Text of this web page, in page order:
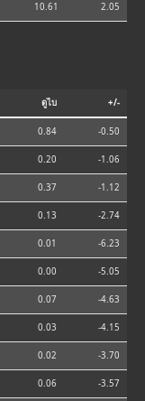
10.61 2.05
ดูไบ +/-
0.84 -0.50
0.20 -1.06
0.37 -1.12
0.13 -2.74
0.01 -6.23
0.00 -5.05
0.07 -4.63
0.03 -4.15
0.02 -3.70
0.06 -3.57